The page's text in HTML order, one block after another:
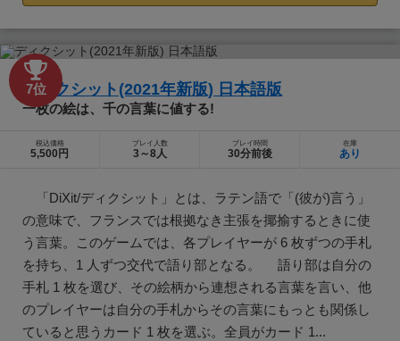
7位
ディクシット(2021年新版) 日本語版
一枚の絵は、千の言葉に値する!
税込価格
5,500円
プレイ人数
3～8人
プレイ時間
30分前後
在庫
あり
「DiXit/ディクシット」とは、ラテン語で「(彼が)言う」
の意味で、フランスでは根拠なき主張を揶揄するときに使
う言葉。このゲームでは、各プレイヤーが 6 枚ずつの手札
を持ち、1 人ずつ交代で語り部となる。 語り部は自分の
手札 1 枚を選び、その絵柄から連想される言葉を言い、他
のプレイヤーは自分の手札からその言葉にもっとも関係し
ていると思うカード 1 枚を選ぶ。全員がカード 1...